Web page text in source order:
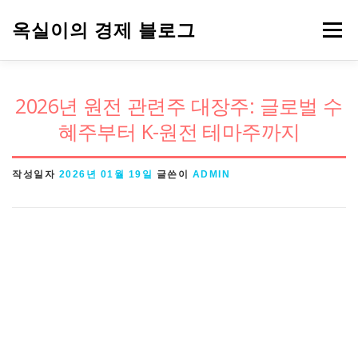
으
옥실이의 경제 블로그 메뉴
2026년 원전 관련주 대장주: 글로벌 수
혜주부터 K-원전 테마주까지
작성일자 2026년 01월 19일 글쓴이 ADMIN